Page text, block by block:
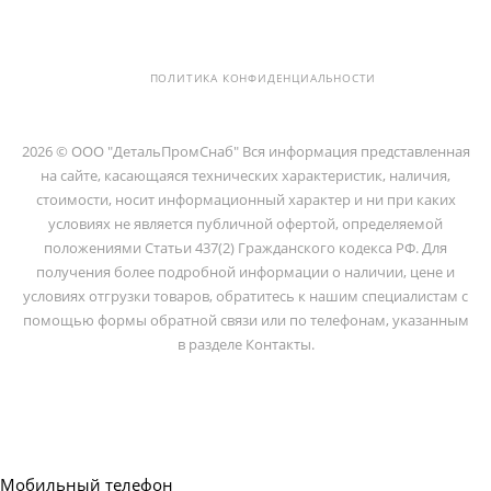
ПОЛИТИКА КОНФИДЕНЦИАЛЬНОСТИ
2026 © ООО "ДетальПромСнаб" Вся информация представленная
на сайте, касающаяся технических характеристик, наличия,
стоимости, носит информационный характер и ни при каких
условиях не является публичной офертой, определяемой
положениями Статьи 437(2) Гражданского кодекса РФ. Для
получения более подробной информации о наличии, цене и
условиях отгрузки товаров, обратитесь к нашим специалистам с
помощью формы обратной связи или по телефонам, указанным
в разделе Контакты.
Мобильный телефон